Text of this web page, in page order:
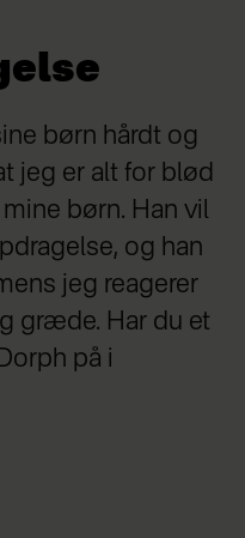
børn hårdt og
jeg er alt for blød
børn. Han vil
og han
jeg reagerer
græde. Har du et
på i